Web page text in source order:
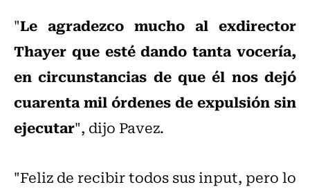
"Le agradezco mucho al exdirector
Thayer que esté dando tanta vocería,
en circunstancias de que él nos dejó
cuarenta mil órdenes de expulsión sin
ejecutar", dijo Pavez.
"Feliz de recibir todos sus input, pero lo